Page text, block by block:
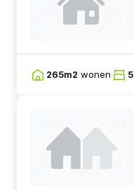
265m2 wonen 5